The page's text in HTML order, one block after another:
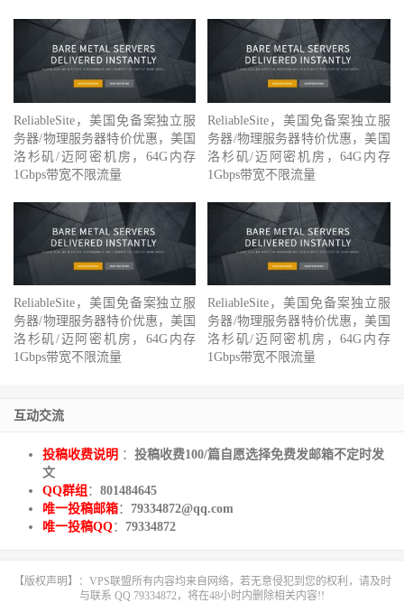
ReliableSite，美国免备案独立服
务器/物理服务器特价优惠，美国
洛杉矶/迈阿密机房，64G内存
1Gbps带宽不限流量
ReliableSite，美国免备案独立服
务器/物理服务器特价优惠，美国
洛杉矶/迈阿密机房，64G内存
1Gbps带宽不限流量
ReliableSite，美国免备案独立服
务器/物理服务器特价优惠，美国
洛杉矶/迈阿密机房，64G内存
1Gbps带宽不限流量
ReliableSite，美国免备案独立服
务器/物理服务器特价优惠，美国
洛杉矶/迈阿密机房，64G内存
1Gbps带宽不限流量
互动交流
投稿收费说明 ： 投稿收费100/篇自愿选择免费发邮箱不定时发
文
QQ群组 ： 801484645
唯一投稿邮箱： 79334872@qq.com
唯一投稿QQ： 79334872
【版权声明】：VPS联盟所有内容均来自网络，若无意侵犯到您的权利，请及时
与联系 QQ 79334872，将在48小时内删除相关内容!!